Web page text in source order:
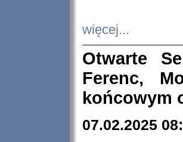
więcej...
Otwarte
Ferenc,
końcowym
07.02.2025